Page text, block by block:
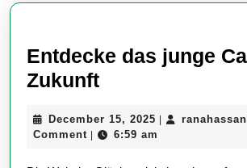
Entdecke das junge
ZukunftEntdecke
junge
December 15, 2025 December
15,
|
Comment | 6:59 am